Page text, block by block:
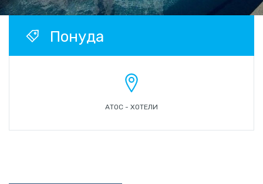
Понуда
АТОС - ХОТЕЛИ